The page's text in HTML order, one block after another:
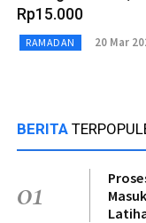
Rp15.000
RAMADAN 20 Mar
BERITA
01